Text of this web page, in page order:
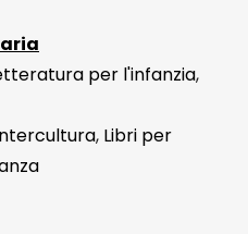
per l'infanzia,
, Libri per